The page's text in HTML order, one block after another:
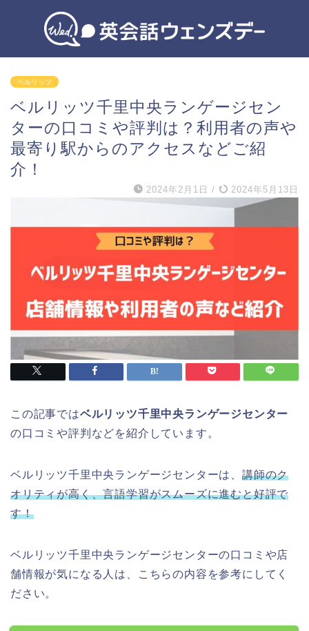
ベルリッツ
ベルリッツ千里中央ランゲージセン
ターの口コミや評判は？利用者の声や
最寄り駅からのアクセスなどご紹
介！
2024年2月1日 / 2024年5月13日
この記事ではベルリッツ千里中央ランゲージセンター
の口コミや評判などを紹介しています。
ベルリッツ千里中央ランゲージセンターは、 講師のク
オリティが高く、言語学習がスムーズに進むと好評で
す！
ベルリッツ千里中央ランゲージセンターの口コミや店
舗情報が気になる人は、こちらの内容を参考にしてく
ださい。